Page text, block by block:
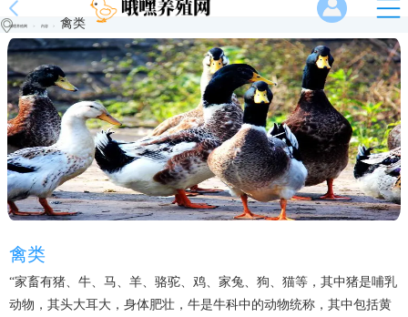
哦嘿养殖网 > 内容 > 禽类
禽类
“家畜有猪、牛、马、羊、骆驼、鸡、家兔、狗、猫等，其中猪是哺乳
动物，其头大耳大，身体肥壮，牛是牛科中的动物统称，其中包括黄